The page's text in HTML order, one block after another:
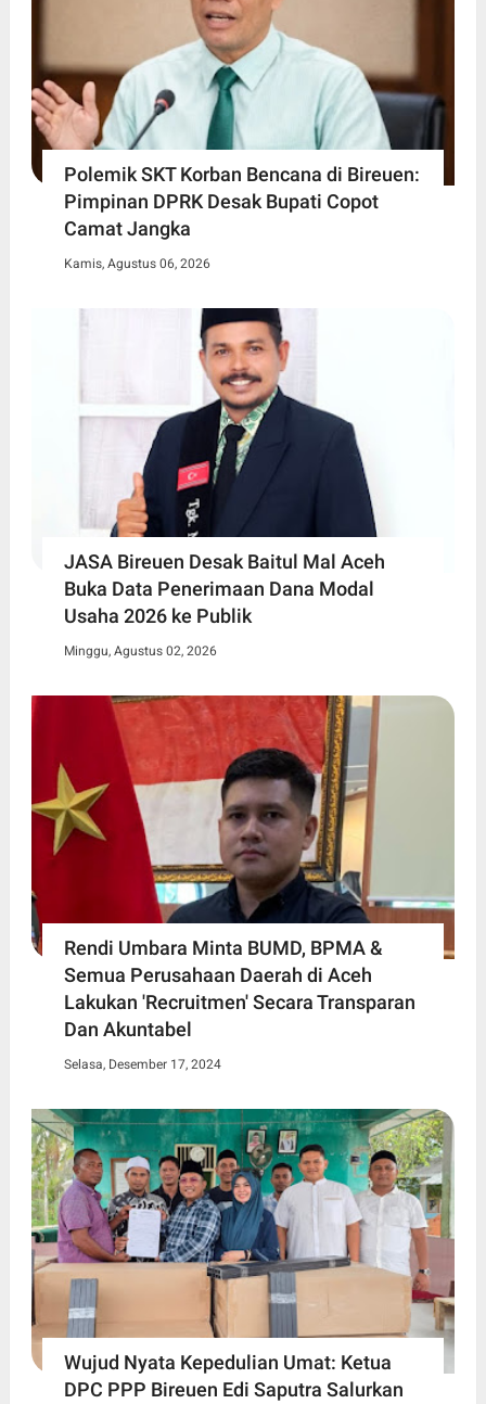
Polemik SKT Korban Bencana di Bireuen:
Pimpinan DPRK Desak Bupati Copot
Camat Jangka
Kamis, Agustus 06, 2026
JASA Bireuen Desak Baitul Mal Aceh
Buka Data Penerimaan Dana Modal
Usaha 2026 ke Publik
Minggu, Agustus 02, 2026
Rendi Umbara Minta BUMD, BPMA &
Semua Perusahaan Daerah di Aceh
Lakukan 'Recruitmen' Secara Transparan
Dan Akuntabel
Selasa, Desember 17, 2024
Wujud Nyata Kepedulian Umat: Ketua
DPC PPP Bireuen Edi Saputra Salurkan